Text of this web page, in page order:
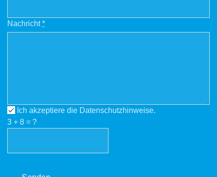
Nachricht*
Ich akzeptiere die Datenschutzhinweise.
3 + 8 = ?